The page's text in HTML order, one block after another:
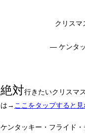
クリスマ
— ケンタ
絶対行きたいクリスマ
は→ ここをタップすると見
ケンタッキー・フライド